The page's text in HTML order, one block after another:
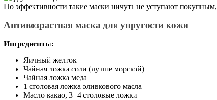
По эффективности такие маски ничуть не уступают
Антивозрастная маска для упругости кожи
Ингредиенты:
Яичный желток
Чайная ложка соли (лучше морской)
Чайная ложка меда
1 столовая ложка оливкового масла
Масло какао, 3−4 столовые ложки